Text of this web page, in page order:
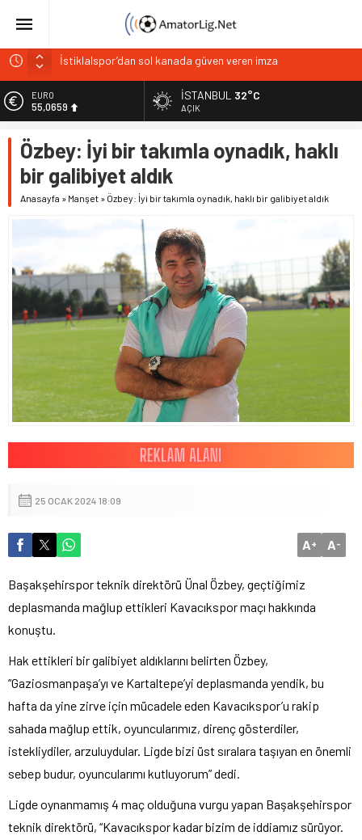
Paşabahçespor’da sportif direktörlük görevine Mehmet
Şahin getirildi
İstanbul Gençlerbirliği hücum hattını güçlendirdi
Kuzeyin Kaplanları Kaygısız ile yeniden
EURO
55,0659
6.521,17
BİST
13.685,30
İSTANBUL 32°C
AÇIK
Özbey: İyi bir takımla oynadık, haklı
bir galibiyet aldık
Anasayfa » Manşet » Özbey: İyi bir takımla oynadık, haklı bir galibiyet aldık
25 OCAK 2024 18:09
A+ A-
Başakşehirspor teknik direktörü Ünal Özbey, geçtiğimiz
deplasmanda mağlup ettikleri Kavacıkspor maçı hakkında
konuştu.
Hak ettikleri bir galibiyet aldıklarını belirten Özbey,
“Gaziosmanpaşa’yı ve Kartaltepe’yi deplasmanda yendik, bu
hafta da yine zirve için mücadele eden Kavacıkspor’u rakip
sahada mağlup ettik, oyuncularımız, direnç gösterdiler,
istekliydiler, arzuluydular. Ligde bizi üst sıralara taşıyan en önemli
sebep budur, oyuncularımı kutluyorum” dedi.
Ligde oynanmamış 4 maç olduğuna vurgu yapan Başakşehirspor
teknik direktörü, “Kavacıkspor kadar bizim de iddiamız sürüyor.